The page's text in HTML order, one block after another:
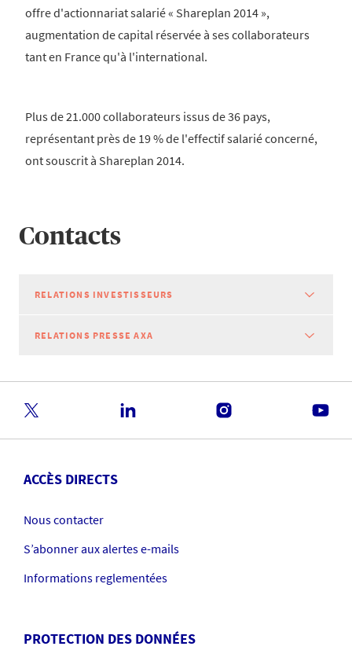
offre d'actionnariat salarié « Shareplan 2014 »,
augmentation de capital réservée à ses collaborateurs
tant en France qu'à l'international.
Plus de 21.000 collaborateurs issus de 36 pays,
représentant près de 19 % de l'effectif salarié concerné,
ont souscrit à Shareplan 2014.
Contacts
RELATIONS INVESTISSEURS
RELATIONS PRESSE AXA
ACCÈS DIRECTS
Nous contacter
S’abonner aux alertes e-mails
Informations reglementées
PROTECTION DES DONNÉES